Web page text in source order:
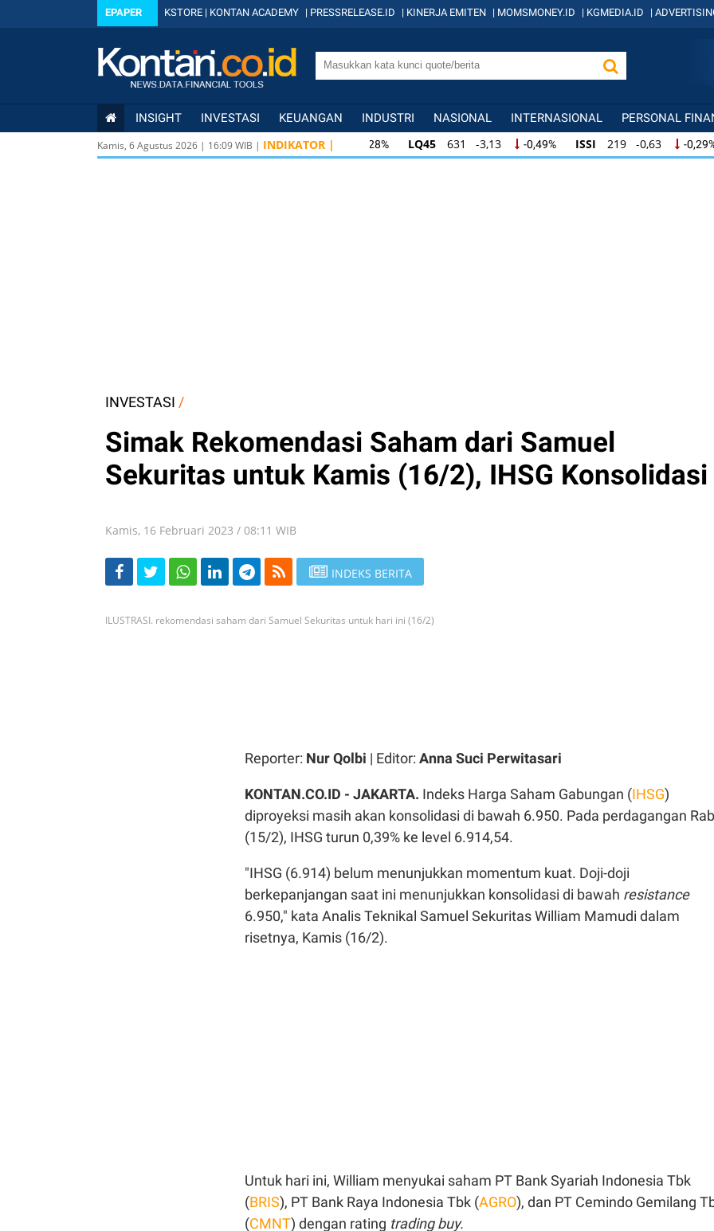
EPAPER KSTORE | KONTAN ACADEMY | PRESSRELEASE.ID | KINERJA EMITEN | MOMSMONEY.ID | KGMEDIA.ID |
INSIGHT INVESTASI KEUANGAN INDUSTRI NASIONAL INTERNASIONAL PERSONAL
Kamis, 6 Agustus 2026 | 16:09WIB | INDIKATOR | LQ45 631 -3,13 -0,49% ISSI 219 -0,63 -0,29%
LQ45
631 -3,13 -0,49% ISSI 219 -0,63 -0,29%
INVESTASI /
Simak Rekomendasi Saham dari Samuel
Sekuritas untuk Kamis (16/2), IHSG Konsolidasi
Kamis, 16 Februari 2023 / 08:11 WIB
INDEKS BERITA
ILUSTRASI. rekomendasi saham dari Samuel Sekuritas untuk hari ini (16/2)
Reporter: Nur Qolbi | Editor: Anna Suci Perwitasari
KONTAN.CO.ID - JAKARTA. Indeks Harga Saham Gabungan (IHSG)
diproyeksi masih akan konsolidasi di bawah 6.950. Pada perdagangan
(15/2), IHSG turun 0,39% ke level 6.914,54.
"IHSG (6.914) belum menunjukkan momentum kuat. Doji-doji
berkepanjangan saat ini menunjukkan konsolidasi di bawah resistance
6.950," kata Analis Teknikal Samuel Sekuritas William Mamudi dalam
risetnya, Kamis (16/2).
Untuk hari ini, William menyukai saham PT Bank Syariah Indonesia Tbk
(BRIS), PT Bank Raya Indonesia Tbk (AGRO), dan PT Cemindo Gemilang
(CMNT) dengan rating trading buy.